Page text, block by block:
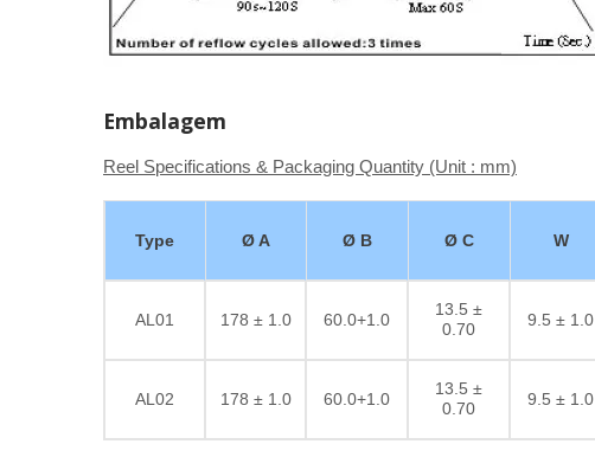
Embalagem
Reel Specifications & Packaging Quantity (Unit : mm)
Type Ø A Ø B Ø C W
AL01 178 ± 1.0 60.0+1.0
13.5 ±
0.70
9.5 ± 1.0
AL02 178 ± 1.0 60.0+1.0
13.5 ±
0.70
9.5 ± 1.0